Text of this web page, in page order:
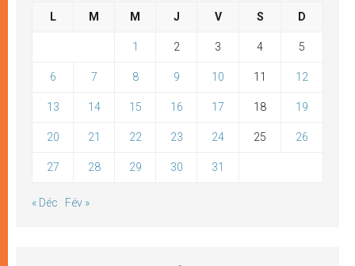
L M M J V S D
1 2 3 4 5
6 7 8 9 10 11 12
13 14 15 16 17 18 19
20 21 22 23 24 25 26
27 28 29 30 31
« Déc Fév »